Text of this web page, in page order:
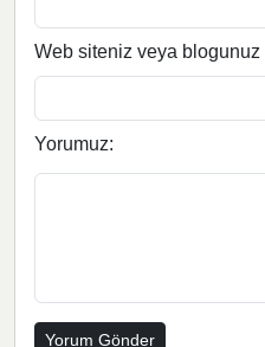
Web siteniz veya blogunuz
Yorumuz: